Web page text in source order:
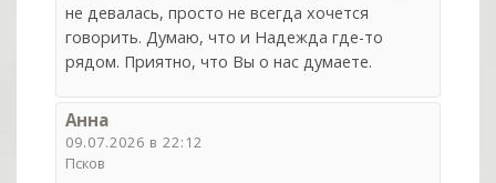
не девалась, просто не всегда хочется
говорить. Думаю, что и Надежда где-то
рядом. Приятно, что Вы о нас думаете.
Анна
09.07.2026 в 22:12
Псков